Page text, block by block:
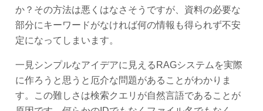
か？その方法は悪くはなさそうですが、資料の必要な
部分にキーワードがなければ何の情報も得られず不安
定になってしまいます。
一見シンプルなアイデアに見えるRAGシステムを実際
に作ろうと思うと厄介な問題があることがわかりま
す。この難しさは検索クエリが自然言語であることが